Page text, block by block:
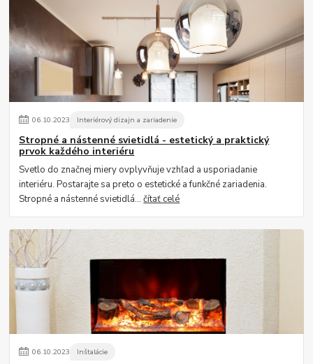
06.10.2023 Interiérový dizajn a zariadenie
Stropné a nástenné svietidlá - estetický a praktický
prvok každého interiéru
Svetlo do značnej miery ovplyvňuje vzhľad a usporiadanie
interiéru. Postarajte sa preto o estetické a funkčné zariadenia.
Stropné a nástenné svietidlá...čítať celé
06.10.2023 Inštalácie